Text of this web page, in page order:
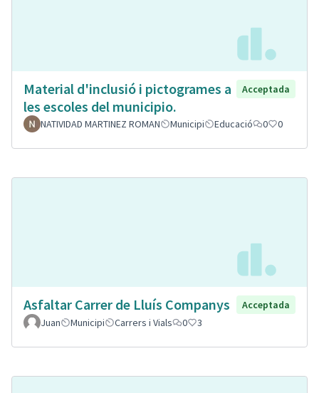
Material d'inclusió i pictogrames a
les escoles del municipio.
Acceptada
NATIVIDAD MARTINEZ ROMAN Municipi Educació 0 0
Asfaltar Carrer de Lluís Companys
Acceptada
Juan
Municipi Carrers i Vials 0 3